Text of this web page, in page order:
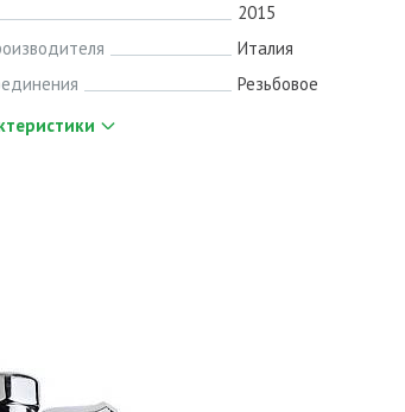
2015
Италия
Резьбовое